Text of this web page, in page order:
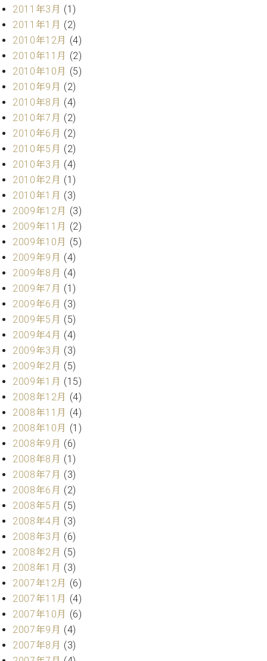
問
い
わ
せ
尾山調律師のブ
ログ Die
Musikgasse（音
楽の小道）
2011年3月 (1)
2011年1月 (2)
2010年12月 (4)
2010年11月 (2)
2010年10月 (5)
2010年9月 (2)
2010年8月 (4)
2010年7月 (2)
2010年6月 (2)
2010年5月 (2)
2010年3月 (4)
2010年2月 (1)
2010年1月 (3)
2009年12月 (3)
2009年11月 (2)
2009年10月 (5)
2009年9月 (4)
2009年8月 (4)
2009年7月 (1)
2009年6月 (3)
2009年5月 (5)
2009年4月 (4)
2009年3月 (3)
2009年2月 (5)
2009年1月 (15)
2008年12月 (4)
2008年11月 (4)
2008年10月 (1)
2008年9月 (6)
2008年8月 (1)
2008年7月 (3)
2008年6月 (2)
2008年5月 (5)
2008年4月 (3)
2008年3月 (6)
2008年2月 (5)
2008年1月 (3)
2007年12月 (6)
2007年11月 (4)
2007年10月 (6)
2007年9月 (4)
2007年8月 (3)